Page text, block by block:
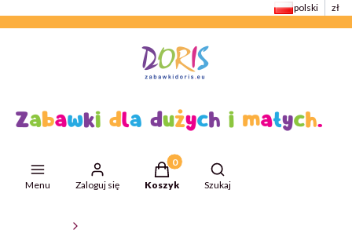
polski zł
Menu Zaloguj się
Produkty w koszyku: 0. Zobacz
Koszyk
Otwórz wyszukiwarkę
Szukaj